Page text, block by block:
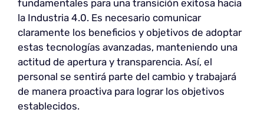
fundamentales para una transición exitosa hacia
la Industria 4.0. Es necesario comunicar
claramente los beneficios y objetivos de adoptar
estas tecnologías avanzadas, manteniendo una
actitud de apertura y transparencia. Así, el
personal se sentirá parte del cambio y trabajará
de manera proactiva para lograr los objetivos
establecidos.